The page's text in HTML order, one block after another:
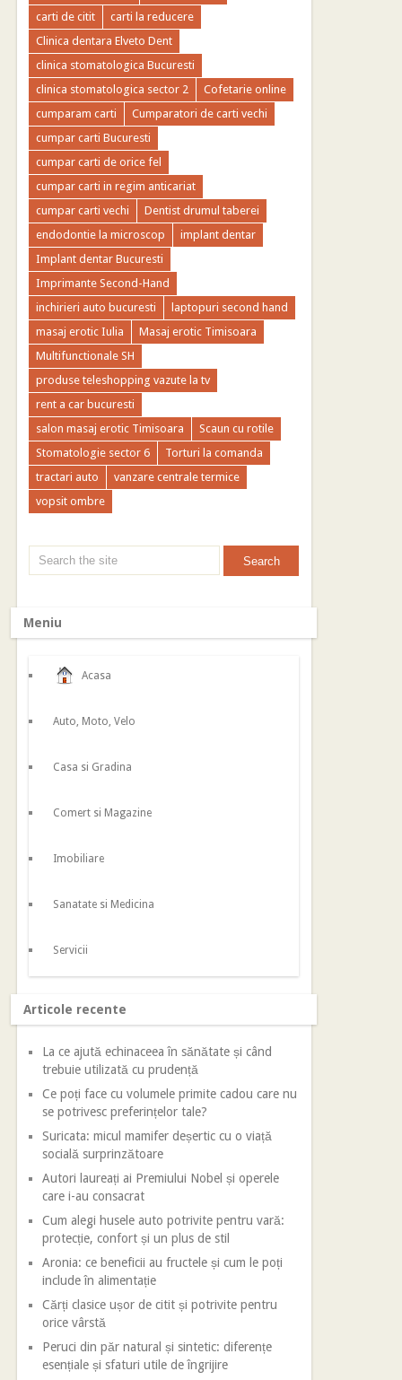
carti de citit
carti la reducere
Clinica dentara Elveto Dent
clinica stomatologica Bucuresti
clinica stomatologica sector 2
Cofetarie online
cumparam carti
Cumparatori de carti vechi
cumpar carti Bucuresti
cumpar carti de orice fel
cumpar carti in regim anticariat
cumpar carti vechi
Dentist drumul taberei
endodontie la microscop
implant dentar
Implant dentar Bucuresti
Imprimante Second-Hand
inchirieri auto bucuresti
laptopuri second hand
masaj erotic Iulia
Masaj erotic Timisoara
Multifunctionale SH
produse teleshopping vazute la tv
rent a car bucuresti
salon masaj erotic Timisoara
Scaun cu rotile
Stomatologie sector 6
Torturi la comanda
tractari auto
vanzare centrale termice
vopsit ombre
Meniu
Acasa
Auto, Moto, Velo
Casa si Gradina
Comert si Magazine
Imobiliare
Sanatate si Medicina
Servicii
Articole recente
La ce ajută echinaceea în sănătate și când
trebuie utilizată cu prudență
Ce poți face cu volumele primite cadou care nu
se potrivesc preferințelor tale?
Suricata: micul mamifer deșertic cu o viață
socială surprinzătoare
Autori laureați ai Premiului Nobel și operele
care i-au consacrat
Cum alegi husele auto potrivite pentru vară:
protecție, confort și un plus de stil
Aronia: ce beneficii au fructele și cum le poți
include în alimentație
Cărți clasice ușor de citit și potrivite pentru
orice vârstă
Peruci din păr natural și sintetic: diferențe
esențiale și sfaturi utile de îngrijire